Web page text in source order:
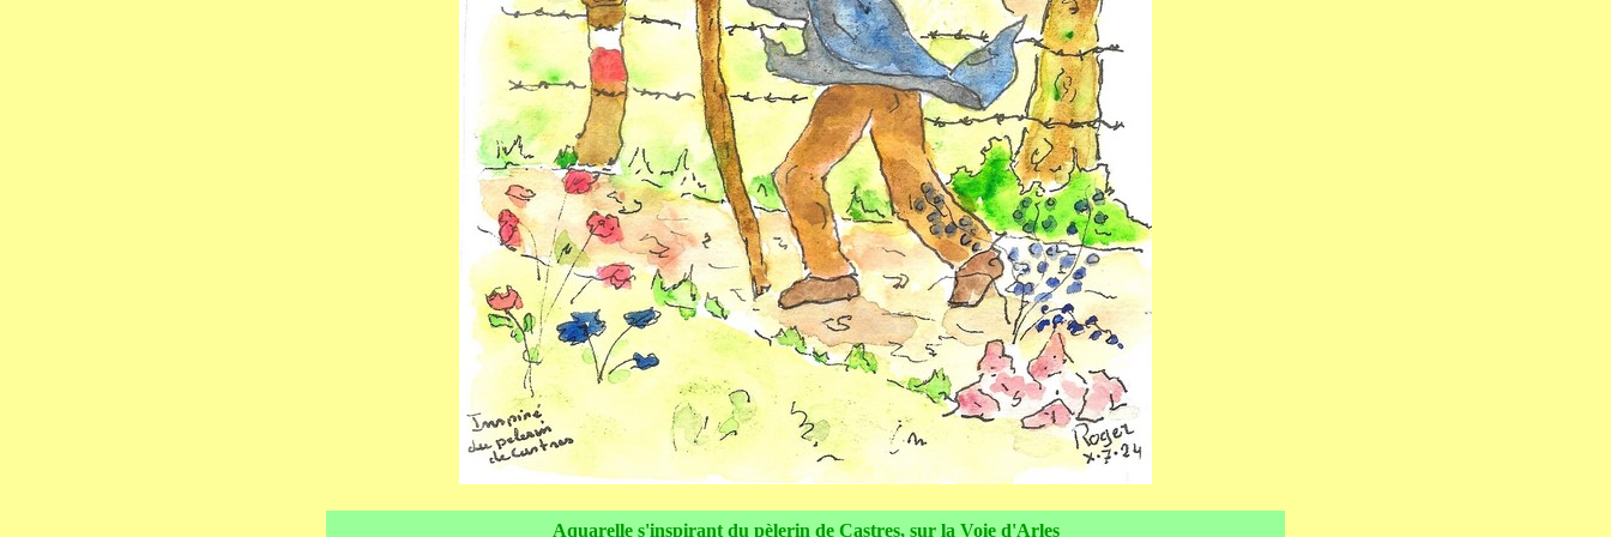
Aquarelle s'inspirant du pèlerin de Castres, sur la Voie d'Arles